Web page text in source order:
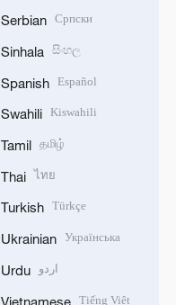
Serbian Српски
Sinhala සිංහල
Spanish Español
Swahili Kiswahili
Tamil தமிழ்
Thai ไทย
Turkish Türkçe
Ukrainian Українська
Urdu اردو
Vietnamese Tiếng Việt